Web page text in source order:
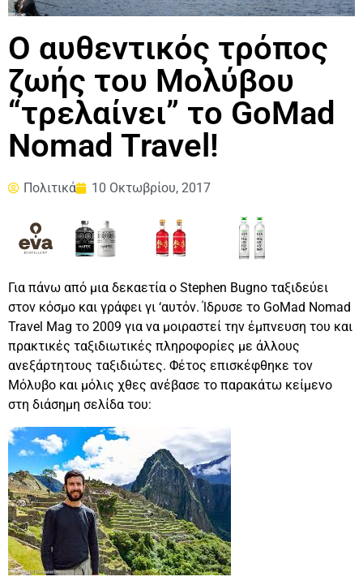
Ο αυθεντικός τρόπος
ζωής του Μολύβου
“τρελαίνει” το GoMad
Nomad Travel!
Πολιτικά 10 Οκτωβρίου, 2017
Για πάνω από μια δεκαετία ο Stephen Bugno ταξιδεύει
στον κόσμο και γράφει γι ‘αυτόν. Ίδρυσε το GoMad Nomad
Travel Mag το 2009 για να μοιραστεί την έμπνευση του και
πρακτικές ταξιδιωτικές πληροφορίες με άλλους
ανεξάρτητους ταξιδιώτες. Φέτος επισκέφθηκε τον
Μόλυβο και μόλις χθες ανέβασε το παρακάτω κείμενο
στη διάσημη σελίδα του: